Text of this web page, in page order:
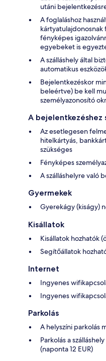
utáni
A foglaláshoz
kártyatulajdonosnak
fényképes
egyebeket is
A szálláshely által
automatikus
Bejelentkezéskor
beleértve) be kell
személyazonosító
A bejelentkezéshez
Az esetlegesen
hitelkártyás,
szükséges
Fényképes
A szálláshelyre való
Gyermekek
Gyerekágy (kiságy)
Kisállatok
Kisállatok hozhatók
Segítőállatok
Internet
Ingyenes
Ingyenes
Parkolás
A helyszíni parkolás
Parkolás a
(naponta 12 EUR)